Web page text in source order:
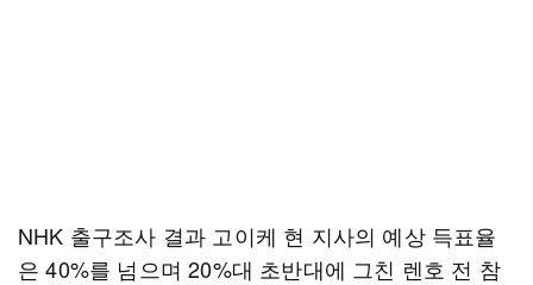
NHK 출구조사 결과 고이케 현 지사의 예상 득표율
은 40%를 넘으며 20%대 초반대에 그친 렌호 전 참